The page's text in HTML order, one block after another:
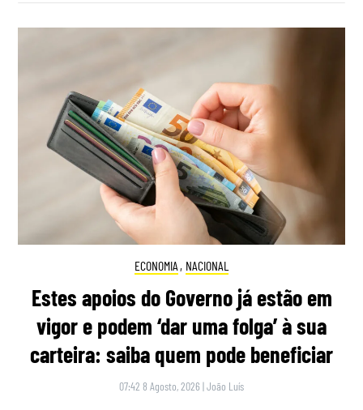
ECONOMIA , NACIONAL
Estes apoios do Governo já estão em
vigor e podem ‘dar uma folga’ à sua
carteira: saiba quem pode beneficiar
07:42 8 Agosto, 2026 |João Luís